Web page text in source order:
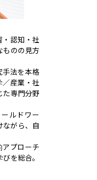
認知・社
ものの見方
手法を本格
産業・社
た専門分野
ルドワー
ながら、自
プローチ
を総合。